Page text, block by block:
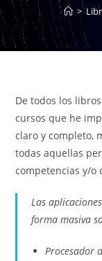
>
De todos los
cursos que he
claro y completo,
todas aquellas
competencias y/o
Las
forma masiva
Procesador